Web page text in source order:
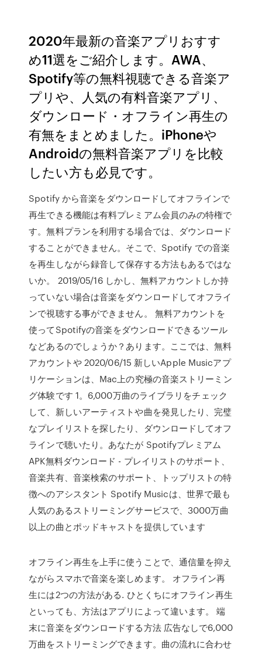
2020年最新の音楽アプリおすす
め11選をご紹介します。AWA、
Spotify等の無料視聴できる音楽ア
プリや、人気の有料音楽アプリ、
ダウンロード・オフライン再生の
有無をまとめました。iPhoneや
Androidの無料音楽アプリを比較
したい方も必見です。
Spotify から音楽をダウンロードしてオフラインで
再生できる機能は有料プレミアム会員のみの特権で
す。無料プランを利用する場合では、ダウンロード
することができません。そこで、Spotify での音楽
を再生しながら録音して保存する方法もあるではな
いか。 2019/05/16 しかし、無料アカウントしか持
っていない場合は音楽をダウンロードしてオフライ
ンで視聴する事ができません。 無料アカウントを
使ってSpotifyの音楽をダウンロードできるツール
などあるのでしょうか？あります。ここでは、無料
アカウントや 2020/06/15 新しいApple Musicアプ
リケーションは、Mac上の究極の音楽ストリーミン
グ体験です 1。6,000万曲のライブラリをチェック
して、新しいアーティストや曲を発見したり、完璧
なプレイリストを探したり、ダウンロードしてオフ
ラインで聴いたり。あなたが Spotifyプレミアム
APK無料ダウンロード - プレイリストのサポート、
音楽共有、音楽検索のサポート、トップリストの特
徴へのアシスタント Spotify Musicは、世界で最も
人気のあるストリーミングサービスで、3000万曲
以上の曲とポッドキャストを提供しています
オフライン再生を上手に使うことで、通信量を抑え
ながらスマホで音楽を楽しめます。 オフライン再
生には2つの方法がある. ひとくちにオフライン再生
といっても、方法はアプリによって違います。 端
末に音楽をダウンロードする方法 広告なしで6,000
万曲をストリーミングできます。曲の流れに合わせ